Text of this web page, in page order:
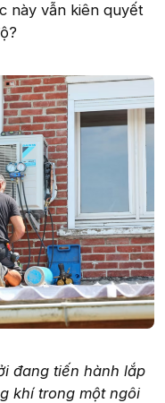
này vẫn kiên quyết
đang tiến hành lắp
khí trong một ngôi